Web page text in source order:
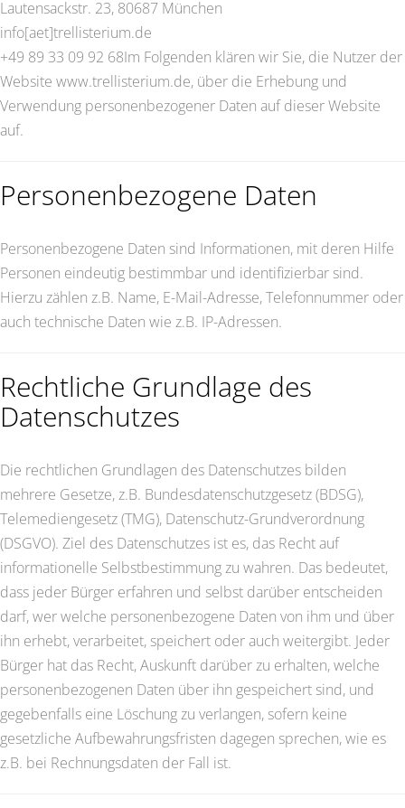
Lautensackstr. 23, 80687 München
info[aet]trellisterium.de
+49 89 33 09 92 68Im Folgenden klären wir Sie, die Nutzer der
Website www.trellisterium.de, über die Erhebung und
Verwendung personenbezogener Daten auf dieser Website
auf.
Personenbezogene Daten
Personenbezogene Daten sind Informationen, mit deren Hilfe
Personen eindeutig bestimmbar und identifizierbar sind.
Hierzu zählen z.B. Name, E-Mail-Adresse, Telefonnummer oder
auch technische Daten wie z.B. IP-Adressen.
Rechtliche Grundlage des
Datenschutzes
Die rechtlichen Grundlagen des Datenschutzes bilden
mehrere Gesetze, z.B. Bundesdatenschutzgesetz (BDSG),
Telemediengesetz (TMG), Datenschutz-Grundverordnung
(DSGVO). Ziel des Datenschutzes ist es, das Recht auf
informationelle Selbstbestimmung zu wahren. Das bedeutet,
dass jeder Bürger erfahren und selbst darüber entscheiden
darf, wer welche personenbezogene Daten von ihm und über
ihn erhebt, verarbeitet, speichert oder auch weitergibt. Jeder
Bürger hat das Recht, Auskunft darüber zu erhalten, welche
personenbezogenen Daten über ihn gespeichert sind, und
gegebenfalls eine Löschung zu verlangen, sofern keine
gesetzliche Aufbewahrungsfristen dagegen sprechen, wie es
z.B. bei Rechnungsdaten der Fall ist.